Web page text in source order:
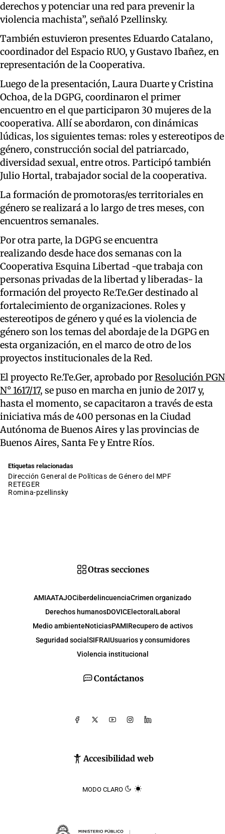
derechos y potenciar una red para prevenir la
violencia machista”, señaló Pzellinsky.
También estuvieron presentes Eduardo Catalano,
coordinador del Espacio RUO, y Gustavo Ibañez, en
representación de la Cooperativa.
Luego de la presentación, Laura Duarte y Cristina
Ochoa, de la DGPG, coordinaron el primer
encuentro en el que participaron 30 mujeres de la
cooperativa. Allí se abordaron, con dinámicas
lúdicas, los siguientes temas: roles y estereotipos de
género, construcción social del patriarcado,
diversidad sexual, entre otros. Participó también
Julio Hortal, trabajador social de la cooperativa.
La formación de promotoras/es territoriales en
género se realizará a lo largo de tres meses, con
encuentros semanales.
Por otra parte, la DGPG se encuentra
realizando desde hace dos semanas con la
Cooperativa Esquina Libertad -que trabaja con
personas privadas de la libertad y liberadas- la
formación del proyecto Re.Te.Ger destinado al
fortalecimiento de organizaciones. Roles y
estereotipos de género y qué es la violencia de
género son los temas del abordaje de la DGPG en
esta organización, en el marco de otro de los
proyectos institucionales de la Red.
El proyecto Re.Te.Ger, aprobado porResolución PGN
N° 1617/17, se puso en marcha en junio de 2017 y,
hasta el momento, se capacitaron a través de esta
iniciativa más de 400 personas en la Ciudad
Autónoma de Buenos Aires y las provincias de
Buenos Aires, Santa Fe y Entre Ríos.
Etiquetas relacionadas
Dirección General de Políticas de Género del MPF
RETEGER
romina-pzellinsky
Contáctanos
Accesibilidad web
MODO CLARO
Otras secciones
AMIAATAJOCiberdelincuenciaCrimen organizado
Derechos humanosDOVICElectoral Laboral
Medio ambienteNoticiasPAMIRecupero de activos
Seguridad social SIFRAIUsuarios y consumidores
Violencia institucional